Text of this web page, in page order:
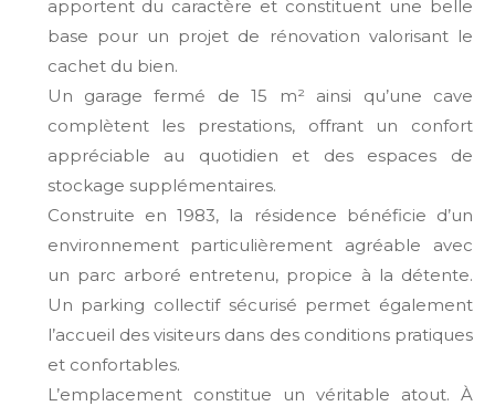
apportent du caractère et constituent une belle
base pour un projet de rénovation valorisant le
cachet du bien.
Un garage fermé de 15 m² ainsi qu’une cave
complètent les prestations, offrant un confort
appréciable au quotidien et des espaces de
stockage supplémentaires.
Construite en 1983, la résidence bénéficie d’un
environnement particulièrement agréable avec
un parc arboré entretenu, propice à la détente.
Un parking collectif sécurisé permet également
l’accueil des visiteurs dans des conditions pratiques
et confortables.
L’emplacement constitue un véritable atout. À